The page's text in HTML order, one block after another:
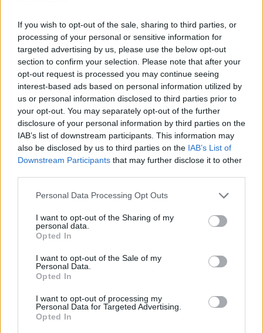
If you wish to opt-out of the sale, sharing to third parties, or
processing of your personal or sensitive information for
targeted advertising by us, please use the below opt-out
section to confirm your selection. Please note that after your
opt-out request is processed you may continue seeing
interest-based ads based on personal information utilized by
us or personal information disclosed to third parties prior to
your opt-out. You may separately opt-out of the further
disclosure of your personal information by third parties on the
IAB’s list of downstream participants. This information may
also be disclosed by us to third parties on the IAB’s List of
Downstream Participants that may further disclose it to other
Personal Data Processing Opt Outs
I want to opt-out of the Sharing of my
personal data.
Opted In
I want to opt-out of the Sale of my
Personal Data.
Opted In
I want to opt-out of processing my
Personal Data for Targeted Advertising.
Opted In
L'esperienza con l'ex capitano rossonero è stata incredibile
per Abate: "Paolo mi aiutò tantissimo, non dandomi l'assillo del
risultato, ma la fiducia e la tranquillità nello scegliere i ragazzi,
portarli su sotto età e farli crescere, anche se subivano
qualcosa dal punto di vista fisico. L'obiettivo era far bruciare
loro qualche tappa per portarli in prima squadra e questo
credo che non abbia prezzo".
Alla luce della situazione attuale del Milan, le parole di Abate
sanno ancora più di rammarico per i rossoneri per come sono
andate le cose con Maldini: "Paolo è un dirigente di alto livello
e una persona di altissimo livello, ha visione, è una fortuna
averlo incontrato. Mi ha dato la tranquillità di andare diritto per
della società era creare valore, quello è il vero messaggio del
settore giovanile, era la loro vittoria e non la mia".